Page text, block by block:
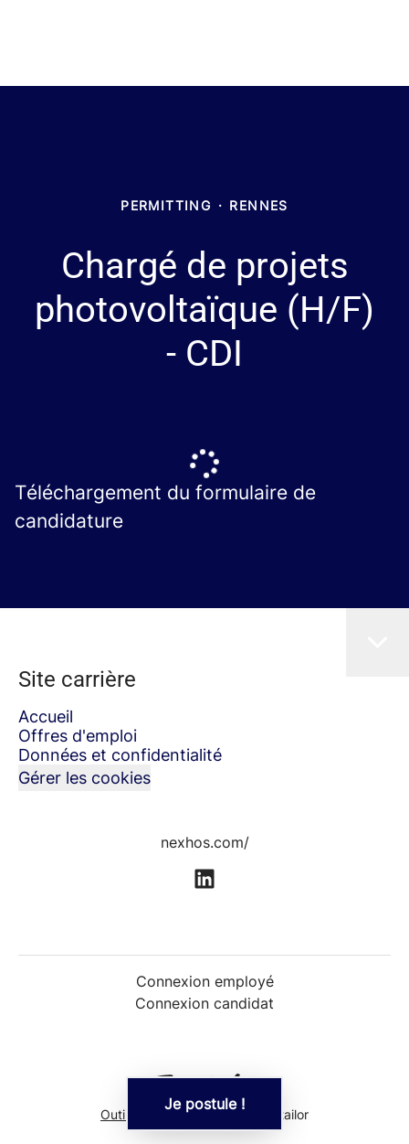
Je postule !
PERMITTING · RENNES
Chargé de projets
photovoltaïque (H/F)
- CDI
Téléchargement du formulaire de
candidature
Site carrière
Accueil
Offres d'emploi
Données et confidentialité
Gérer les cookies
nexhos.com/
Connexion employé
Connexion candidat
Outil de recrutementde Teamtailor